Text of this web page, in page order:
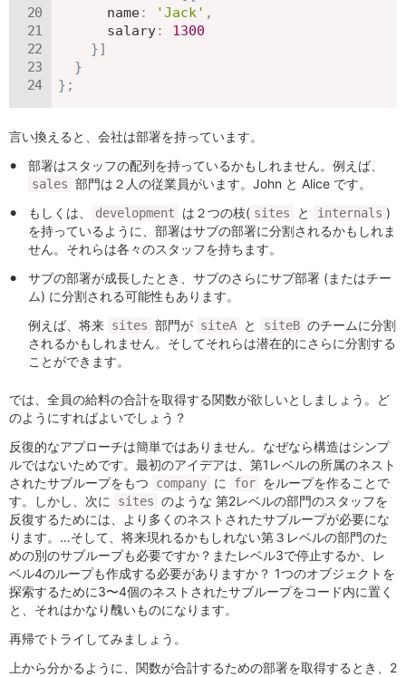
name: 'Jack' ,
salary:
1300
}]
}
} ;
言い換えると、会社は部署を持っています。
部署はスタッフの配列を持っているかもしれません。例えば、
sales 部門は２人の従業員がいます。John と Alice です。
もしくは、
development は２つの枝( sites と internals )
を持っているように、部署はサブの部署に分割されるかもしれま
せん。それらは各々のスタッフを持ちます。
サブの部署が成長したとき、サブのさらにサブ部署 (またはチー
ム) に分割される可能性もあります。
例えば、将来 sites 部門が siteA と siteB のチームに分割
されるかもしれません。そしてそれらは潜在的にさらに分割する
ことができます。
では、全員の給料の合計を取得する関数が欲しいとしましょう。ど
のようにすればよいでしょう？
反復的なアプローチは簡単ではありません。なぜなら構造はシンプ
ルではないためです。最初のアイデアは、第1レベルの所属のネスト
されたサブループをもつ
company に for をループを作ることで
す。しかし、次に
sites のような 第2レベルの部門のスタッフを
反復するためには、より多くのネストされたサブループが必要にな
ります。…そして、将来現れるかもしれない第３レベルの部門のた
めの別のサブループも必要ですか？またレベル3で停止するか、レ
ベル4のループも作成する必要がありますか？ 1つのオブジェクトを
探索するために3〜4個のネストされたサブループをコード内に置く
と、それはかなり醜いものになります。
再帰でトライしてみましょう。
上から分かるように、関数が合計するための部署を取得するとき、2